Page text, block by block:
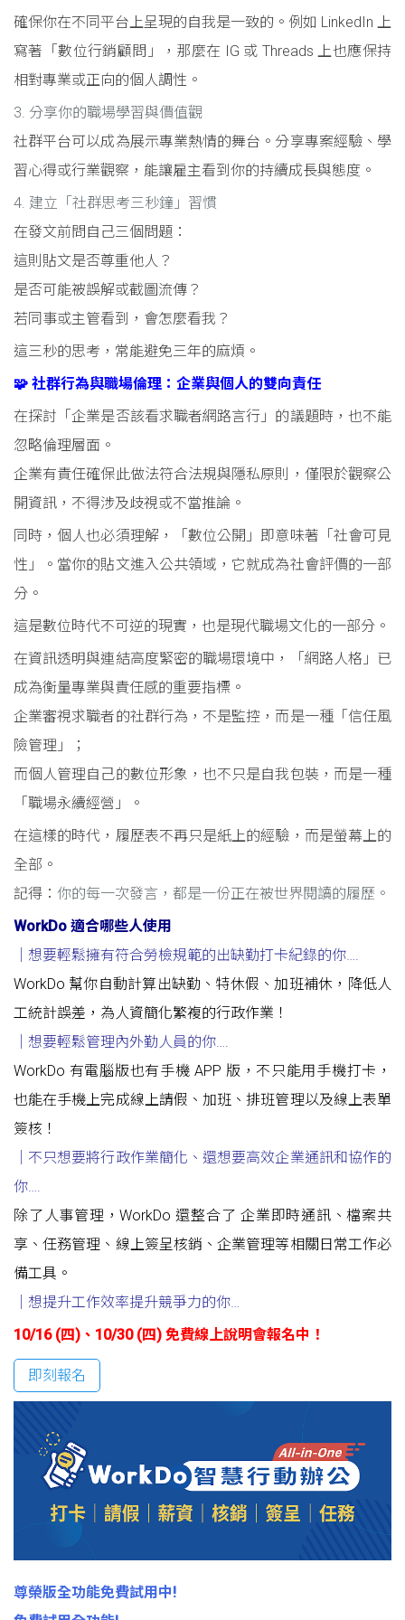
確保你在不同平台上呈現的自我是一致的。例如 LinkedIn 上
寫著「數位行銷顧問」，那麼在 IG 或 Threads 上也應保持
相對專業或正向的個人調性。
3. 分享你的職場學習與價值觀
社群平台可以成為展示專業熱情的舞台。分享專案經驗、學
習心得或行業觀察，能讓雇主看到你的持續成長與態度。
4. 建立「社群思考三秒鐘」習慣
在發文前問自己三個問題：
這則貼文是否尊重他人？
是否可能被誤解或截圖流傳？
若同事或主管看到，會怎麼看我？
這三秒的思考，常能避免三年的麻煩。
🧩 社群行為與職場倫理：企業與個人的雙向責任
在探討「企業是否該看求職者網路言行」的議題時，也不能
忽略倫理層面。
企業有責任確保此做法符合法規與隱私原則，僅限於觀察公
開資訊，不得涉及歧視或不當推論。
同時，個人也必須理解，「數位公開」即意味著「社會可見
性」。當你的貼文進入公共領域，它就成為社會評價的一部
分。
這是數位時代不可逆的現實，也是現代職場文化的一部分。
在資訊透明與連結高度緊密的職場環境中，「網路人格」已
成為衡量專業與責任感的重要指標。
企業審視求職者的社群行為，不是監控，而是一種「信任風
險管理」；
而個人管理自己的數位形象，也不只是自我包裝，而是一種
「職場永續經營」。
在這樣的時代，履歷表不再只是紙上的經驗，而是螢幕上的
全部。
記得： 你的每一次發言，都是一份正在被世界閱讀的履歷。
WorkDo 適合哪些人使用
｜想要輕鬆擁有符合勞檢規範的出缺勤打卡紀錄的你
WorkDo 幫你自動計算出缺勤、特休假、加班補休，降低人
工統計誤差，為人資簡化繁複的行政作業！
｜想要輕鬆管理內外勤人員的你….
WorkDo 有電腦版也有手機 APP 版，不只能用手機打卡，
也能在手機上完成線上請假、加班、排班管理以及線上表單
簽核！
｜不只想要將行政作業簡化 、還想要高效企業通訊和協作的
你
除了人事管理，WorkDo 還整合了 企業即時通訊、檔案共
享、任務管理、線上簽呈核銷、企業管理等相關日常工作必
備工具。
｜想提升工作效率提升競爭力的你
10/16 (四)、10/30 (四) 免費線上說明會報名中！
即刻報名
尊榮版全功能免費試用中!